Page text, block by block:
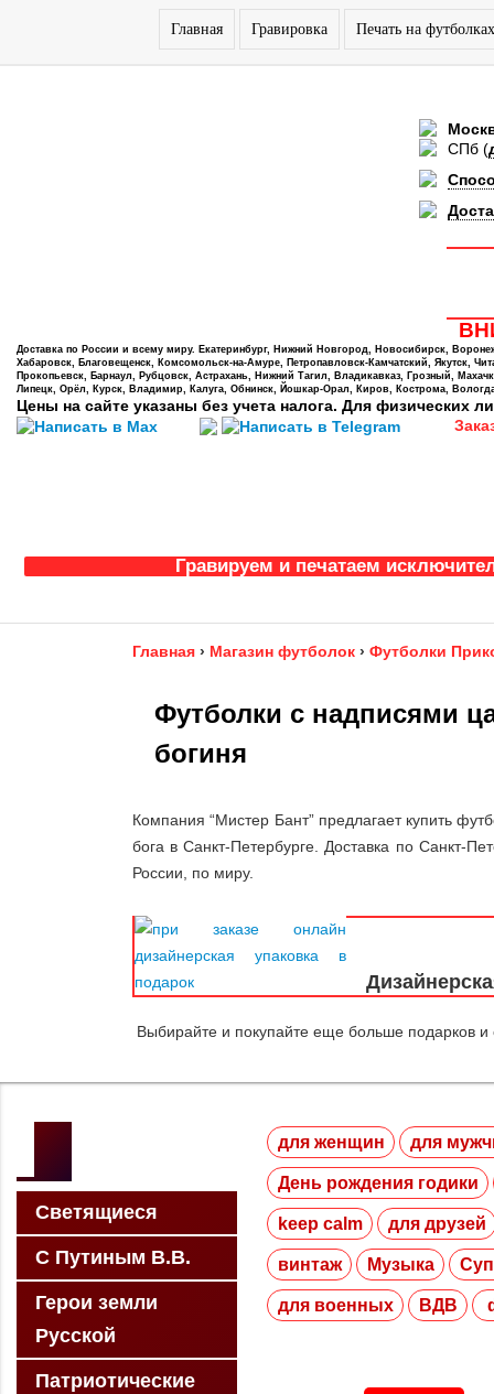
Главная Гравировка Печать на футболках
СПб (
Доставка по России и всему миру. Екатеринбург, Нижний Новгород, Новосибирск,
Хабаровск, Благовещенск, Комсомольск-на-Амуре, Петропавловск-Камчатский, Якутск,
Прокопьевск, Барнаул, Рубцовск, Астрахань, Нижний Тагил, Владикавказ, Грозный,
Липецк, Орёл, Курск, Владимир, Калуга, Обнинск, Йошкар-Орал, Киров, Кострома,
Цены на сайте указаны без учета налога. Для физических
Гравируем и печатаем
Главная › Магазин футболок › Футболки
Футболки с надписями
богиня
Компания “Мистер Бант” предлагает купить
бога в Санкт-Петербурге. Доставка по Санкт-
России, по миру.
Выбирайте и покупайте еще больше подарков и
Светящиеся
С Путиным В.В.
Герои земли
Русской
Патриотические
для женщин для
День рождения годики
keep calm для друзей
винтаж Музыка
для военных ВДВ